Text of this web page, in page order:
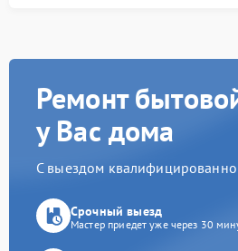
Ремонт
у Вас дома
С выездом
Срочный выезд
Мастер приедет уже через 30